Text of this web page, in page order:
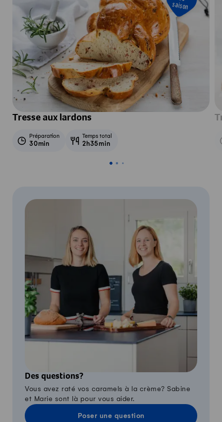
saison
Tresse aux lardons
Préparation
30min
Temps total
2h35min
Des questions?
Vous avez raté vos caramels à la crème? Sabine
et Marie sont là pour vous aider.
Poser une question